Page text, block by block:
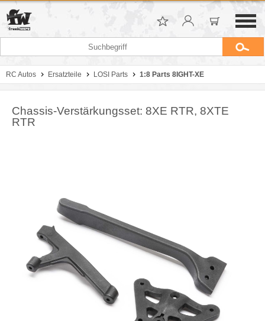
RC Autos Ersatzteile LOSI Parts 1:8 Parts 8IGHT-XE
Chassis-Verstärkungsset: 8XE RTR, 8XTE
RTR